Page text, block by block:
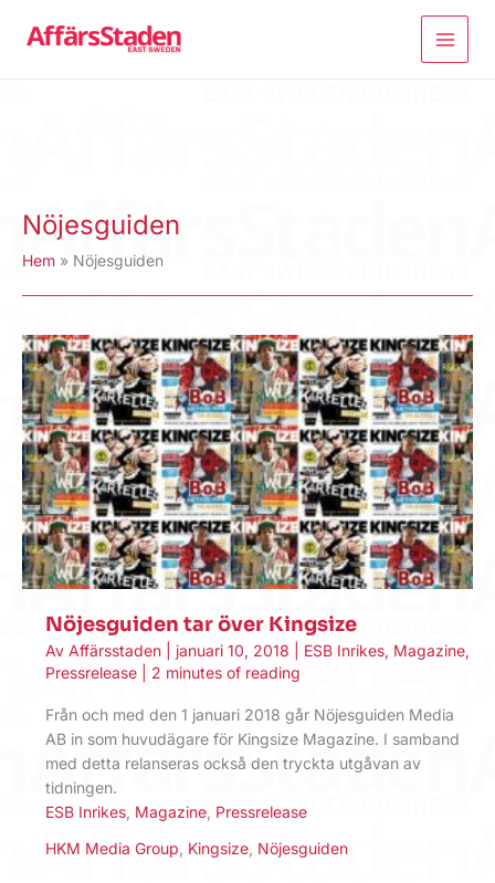
Nöjesguiden
Hem Nöjesguiden
Nöjesguiden tar över Kingsize
Av Affärsstaden januari 10, 2018 ESB Inrikes, Magazine,
Pressrelease
2 minutes of reading
Från och med den 1 januari 2018 går Nöjesguiden Media
AB in som huvudägare för Kingsize Magazine. I samband
med detta relanseras också den tryckta utgåvan av
tidningen.
ESB Inrikes Magazine Pressrelease
HKM Media Group, Kingsize, Nöjesguiden